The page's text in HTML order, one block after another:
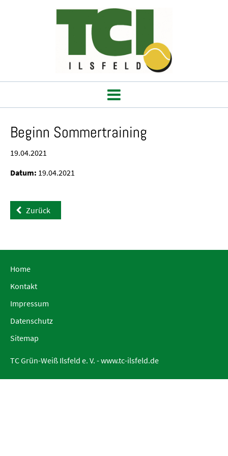
Beginn Sommertraining
19.04.2021
Datum: 19.04.2021
Zurück
Home
Kontakt
Impressum
Datenschutz
Sitemap
TC Grün-Weiß Ilsfeld e. V. -www.tc-ilsfeld.de